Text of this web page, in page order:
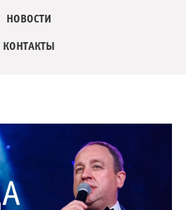
НОВОСТИ
КОНТАКТЫ